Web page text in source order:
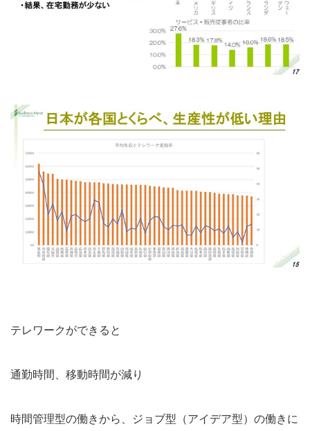
テレワークができると
通勤時間、移動時間が減り
時間管理型の働きから、ジョブ型（アイデア型）の働きに